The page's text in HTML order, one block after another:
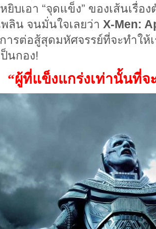
ยิบเอา “จุดแข็ง” ของเส้นเรื่อ
พลิน จนมั่นใจเลยว่า X-Men:
ารต่อสู้สุดมหัศจรรย์ที่จะทำให้
นกอง!
“ผู้ที่แข็งแกร่งเท่านั้นที่จ